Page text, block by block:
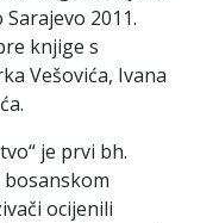
2011.
knjige s
Vešovića, Ivana
je prvi bh.
ocijenili